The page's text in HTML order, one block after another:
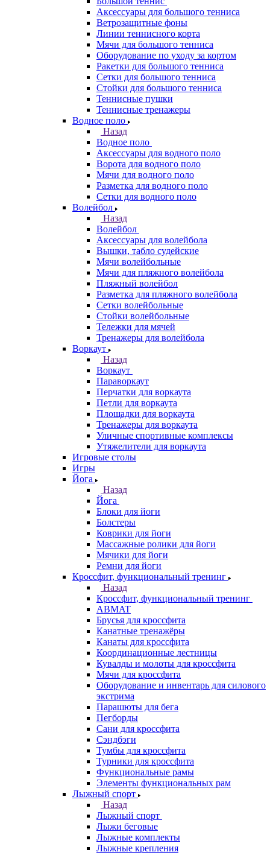
Аксессуары для большого тенниса
Ветрозащитные фоны
Линии теннисного корта
Мячи для большого тенниса
Оборудование по уходу за кортом
Ракетки для большого тенниса
Сетки для большого тенниса
Стойки для большого тенниса
Теннисные пушки
Теннисные тренажеры
Водное поло
Назад
Водное поло
Аксессуары для водного поло
Ворота для водного поло
Мячи для водного поло
Разметка для водного поло
Сетки для водного поло
Волейбол
Назад
Волейбол
Аксессуары для волейбола
Вышки, табло судейские
Мячи волейбольные
Мячи для пляжного волейбола
Пляжный волейбол
Разметка для пляжного волейбола
Сетки волейбольные
Стойки волейбольные
Тележки для мячей
Тренажеры для волейбола
Воркаут
Назад
Воркаут
Параворкаут
Перчатки для воркаута
Петли для воркаута
Площадки для воркаута
Тренажеры для воркаута
Уличные спортивные комплексы
Утяжелители для воркаута
Игровые столы
Игры
Йога
Назад
Йога
Блоки для йоги
Болстеры
Коврики для йоги
Массажные ролики для йоги
Мячики для йоги
Ремни для йоги
Кроссфит, функциональный тренинг
Назад
Кроссфит, функциональный тренинг
ABMAT
Брусья для кроссфита
Канатные тренажёры
Канаты для кроссфита
Координационные лестницы
Кувалды и молоты для кроссфита
Мячи для кроссфита
Оборудование и инвентарь для силового
экстрима
Парашюты для бега
Пегборды
Сани для кроссфита
Сэндбэги
Тумбы для кроссфита
Турники для кроссфита
Функциональные рамы
Элементы функциональных рам
Лыжный спорт
Назад
Лыжный спорт
Лыжи беговые
Лыжные комплекты
Лыжные крепления